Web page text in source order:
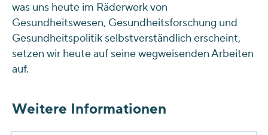
was uns heute im Räderwerk von
Gesundheitswesen, Gesundheitsforschung und
Gesundheitspolitik selbstverständlich erscheint,
setzen wir heute auf seine wegweisenden Arbeiten
auf.
Weitere Informationen